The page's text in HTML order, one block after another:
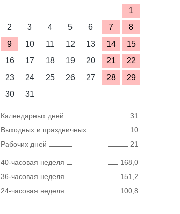
1
2
3 4 5 6 7
8
9
10 11 12 13 14
15
16
17 18 19 20 21
22
23
24 25 26 27 28
29
30
31
Календарных дней
31
Выходных и праздничных
10
Рабочих дней
21
40-часовая неделя
168,0
36-часовая неделя
151,2
24-часовая неделя
100,8